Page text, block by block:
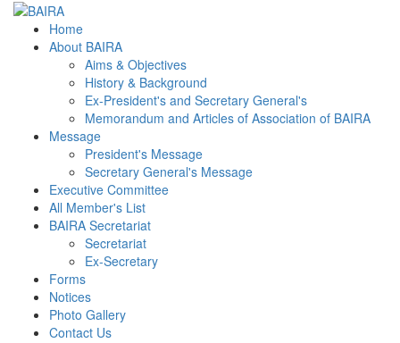
Home
About BAIRA
Aims & Objectives
History & Background
Ex-President's and Secretary General's
Memorandum and Articles of Association of BAIRA
Message
President's Message
Secretary General's Message
Executive Committee
All Member's List
BAIRA Secretariat
Secretariat
Ex-Secretary
Forms
Notices
Photo Gallery
Contact Us